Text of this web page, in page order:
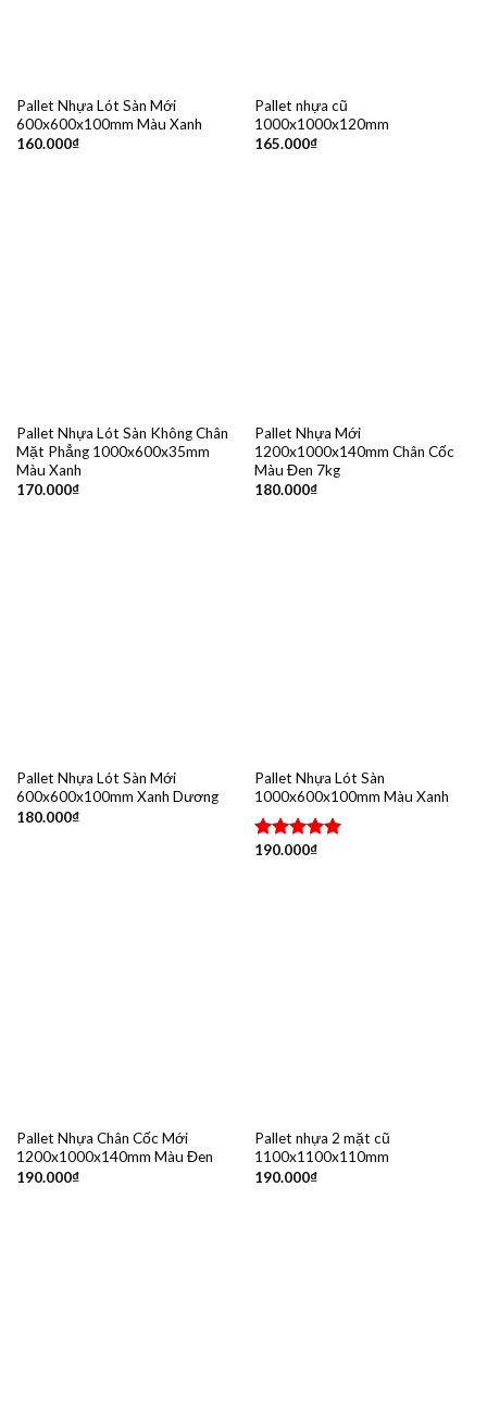
Pallet Nhựa Lót Sàn Mới
600x600x100mm Màu Xanh
160.000₫
Pallet nhựa cũ
1000x1000x120mm
165.000₫
Pallet Nhựa Lót Sàn Không Chân
Mặt Phẳng 1000x600x35mm
Màu Xanh
170.000₫
Pallet Nhựa Mới
1200x1000x140mm Chân Cốc
Màu Đen 7kg
180.000₫
Pallet Nhựa Lót Sàn Mới
600x600x100mm Xanh Dương
180.000₫
Pallet Nhựa Lót Sàn
1000x600x100mm Màu Xanh
Được xếp
190.000₫
Pallet Nhựa Chân Cốc Mới
1200x1000x140mm Màu Đen
190.000₫
Pallet nhựa 2 mặt cũ
1100x1100x110mm
190.000₫